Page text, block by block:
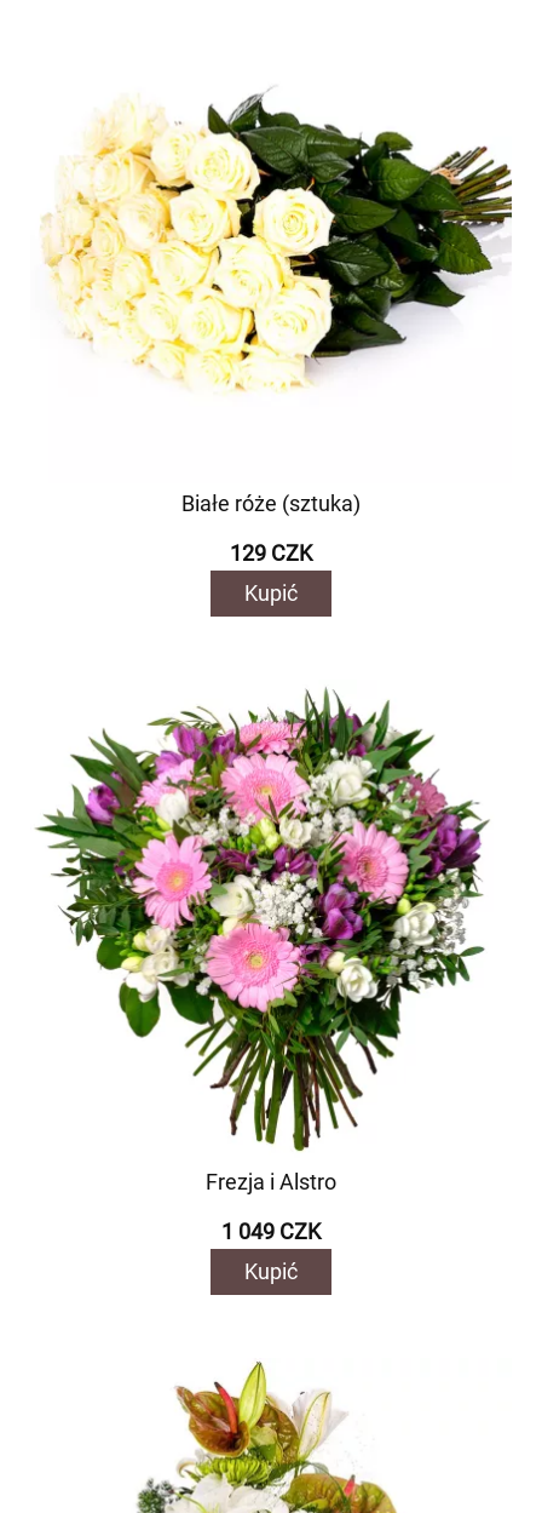
Białe róże (sztuka)
129 CZK
Kupić
Frezja i Alstro
1 049 CZK
Kupić